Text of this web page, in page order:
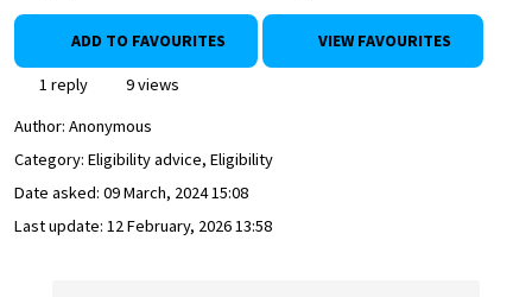
ADD TO FAVOURITES VIEW FAVOURITES
1 reply
9 views
Author: Anonymous
Category: Eligibility advice, Eligibility
Date asked: 09 March, 2024 15:08
Last update: 12 February, 2026 13:58